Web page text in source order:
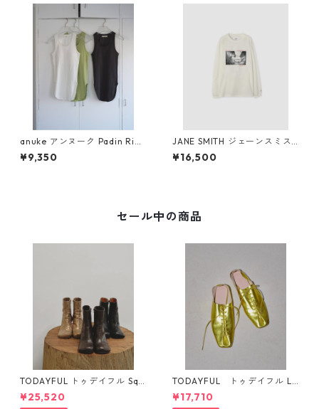
anuke アンヌーク Padin Rib
Tanktop 62610609
¥9,350
JANE SMITH ジェーンスミス I
VORY SERRA REDONDO BE
ACH, CA L/S T-SHIRT (WHT)
¥16,500
セール中の商品
TODAYFUL トゥデイフル Squ
are Short Boots 12321008 1
2521006
¥25,520
TODAYFUL トゥデイフル La
ceup Leather Shoes 1232101
1
¥17,710